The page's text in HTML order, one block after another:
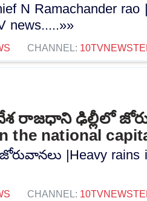
N Ramachander
news.....»»
CHANNEL:
రాజధాని ఢిల్లీలో
the national
|Heavy rains
CHANNEL: